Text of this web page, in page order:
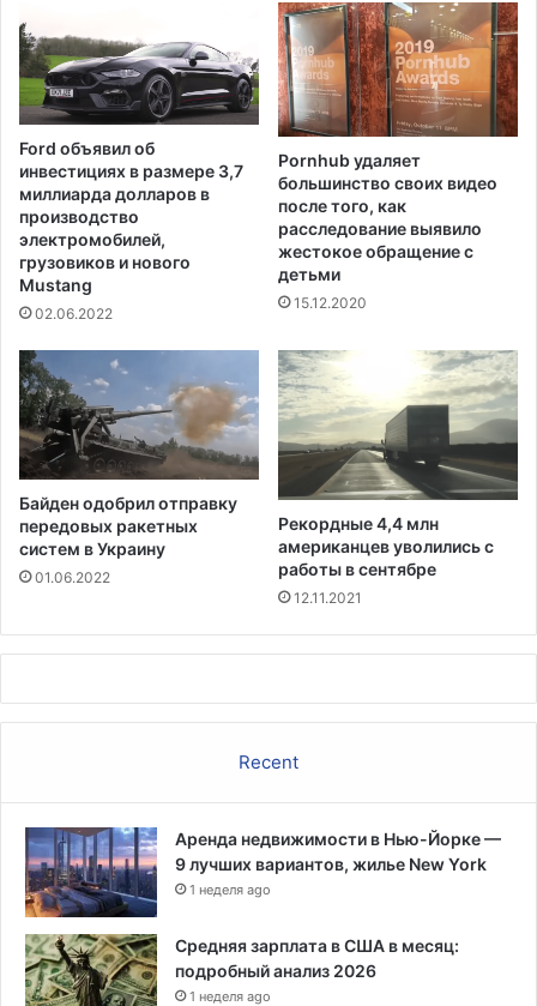
ю
о
т
C
V
I
-
1
9
о
с
с
т
н
в
л
е
н
и
з
а
щ
и
т
м
и
р
р
и
ц
п
о
с
л
е
Ford объявил об
инвестициях в размере 3,7
миллиарда долларов в
производство
электромобилей,
грузовиков и нового
Mustang
02.06.2022
Pornhub удаляет
большинство своих видео
после того, как
расследование выявило
жестокое обращение с
детьми
15.12.2020
Байден одобрил отправку
передовых ракетных
систем в Украину
01.06.2022
Рекордные 4,4 млн
американцев уволились с
работы в сентябре
12.11.2021
Recent
Аренда недвижимости в Нью-Йорке —
9 лучших вариантов, жилье New York
1 неделя ago
Средняя зарплата в США в месяц:
подробный анализ 2026
1 неделя ago